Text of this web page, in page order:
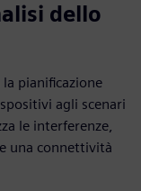
dello
pianificazione
agli scenari
le interferenze,
una connettività